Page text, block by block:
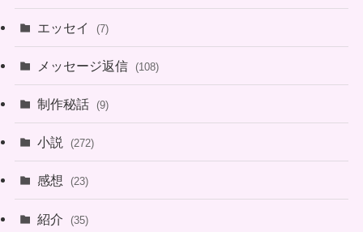
エッセイ (7)
メッセージ返信 (108)
制作秘話 (9)
小説 (272)
感想 (23)
紹介 (35)